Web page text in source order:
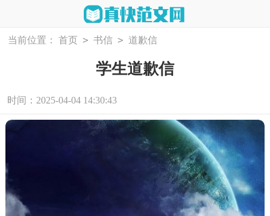
当前位置： 首页 > 书信 > 道歉信
学生道歉信
时间：2025-04-04 14:30:43